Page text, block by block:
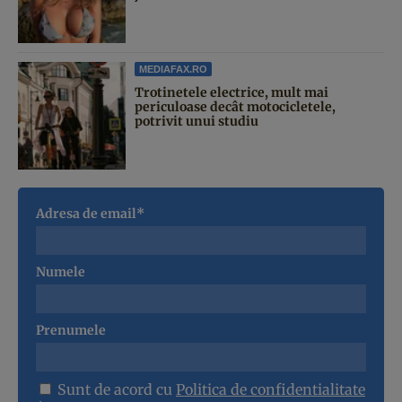
MEDIAFAX.RO
Trotinetele electrice, mult mai
periculoase decât motocicletele,
potrivit unui studiu
Adresa de email*
Numele
Prenumele
Sunt de acord cu Politica de confidentialitate